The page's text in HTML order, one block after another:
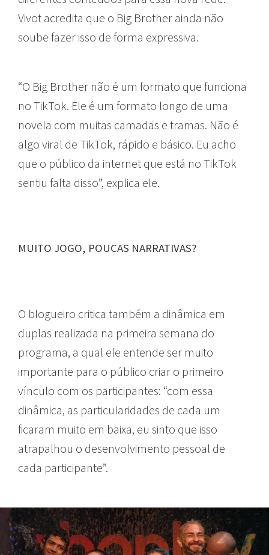
Vivot acredita que o Big Brother ainda não
soube fazer isso de forma expressiva.
“O Big Brother não é um formato que funciona
no TikTok. Ele é um formato longo de uma
novela com muitas camadas e tramas. Não é
algo viral de TikTok, rápido e básico. Eu acho
que o público da internet que está no TikTok
sentiu falta disso”, explica ele.
MUITO JOGO, POUCAS NARRATIVAS?
O blogueiro critica também a dinâmica em
duplas realizada na primeira semana do
programa, a qual ele entende ser muito
importante para o público criar o primeiro
vínculo com os participantes: “com essa
dinâmica, as particularidades de cada um
ficaram muito em baixa, eu sinto que isso
atrapalhou o desenvolvimento pessoal de
cada participante”.